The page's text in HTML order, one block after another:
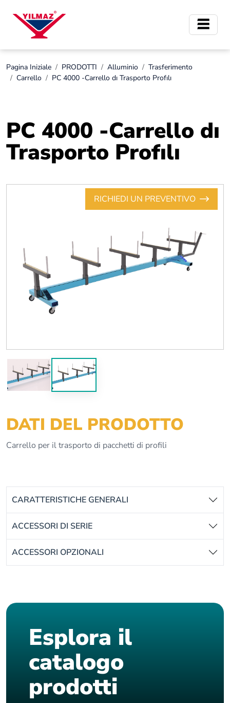
Pagina Iniziale PRODOTTI Alluminio
Trasferimento
Carrello
PC 4000 -Carrello dı Trasporto Profılı
PC 4000 -Carrello dı
Trasporto Profılı
RICHIEDI UN PREVENTIVO
Previous
DATI DEL PRODOTTO
Carrello per il trasporto di pacchetti di profili
CARATTERISTICHE GENERALI
ACCESSORI DI SERIE
ACCESSORI OPZIONALI
Esplora il
catalogo
prodotti